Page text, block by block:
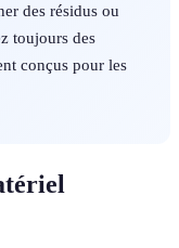
des résidus ou
toujours des
conçus pour les